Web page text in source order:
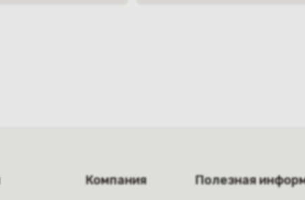
Компания Полезная